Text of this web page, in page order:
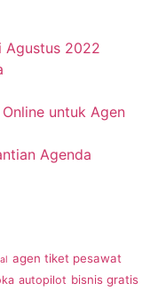
Agustus 2022
untuk Agen
Agenda
agen tiket pesawat
autopilot bisnis gratis